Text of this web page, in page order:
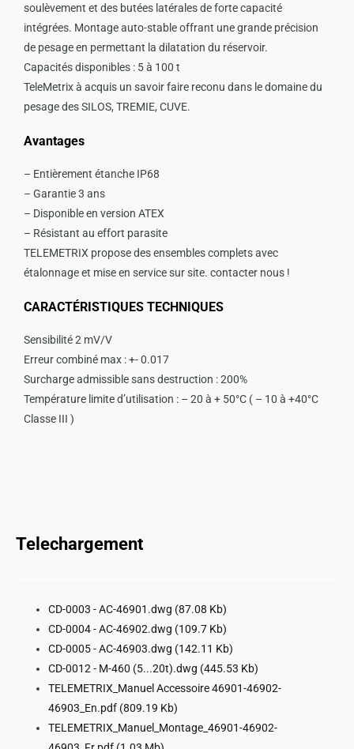
soulèvement et des butées latérales de forte capacité
intégrées. Montage auto-stable offrant une grande précision
de pesage en permettant la dilatation du réservoir.
Capacités disponibles : 5 à 100 t
TeleMetrix à acquis un savoir faire reconu dans le domaine du
pesage des SILOS, TREMIE, CUVE.
Avantages
– Entièrement étanche IP68
– Garantie 3 ans
– Disponible en version ATEX
– Résistant au effort parasite
TELEMETRIX propose des ensembles complets avec
étalonnage et mise en service sur site. contacter nous !
CARACTÉRISTIQUES TECHNIQUES
Sensibilité 2 mV/V
Erreur combiné max : +- 0.017
Surcharge admissible sans destruction : 200%
Température limite d’utilisation : – 20 à + 50°C ( – 10 à +40°C
Classe III )
Telechargement
CD-0003 - AC-46901.dwg (87.08 Kb)
CD-0004 - AC-46902.dwg (109.7 Kb)
CD-0005 - AC-46903.dwg (142.11 Kb)
CD-0012 - M-460 (5...20t).dwg (445.53 Kb)
TELEMETRIX_Manuel Accessoire 46901-46902-
46903_En.pdf (809.19 Kb)
TELEMETRIX_Manuel_Montage_46901-46902-